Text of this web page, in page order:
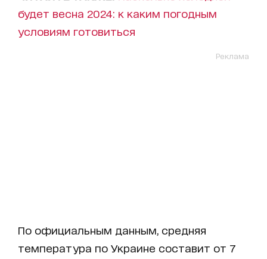
будет весна 2024: к каким погодным
условиям готовиться
Реклама
По официальным данным, средняя
температура по Украине составит от 7